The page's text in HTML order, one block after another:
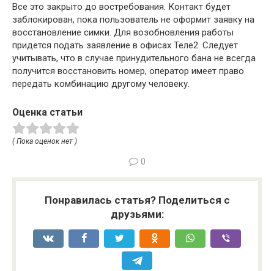
Все это закрыто до востребования. Контакт будет
заблокирован, пока пользователь не оформит заявку на
восстановление симки. Для возобновления работы
придется подать заявление в офисах Теле2. Следует
учитывать, что в случае принудительного бана не всегда
получится восстановить номер, оператор имеет право
передать комбинацию другому человеку.
Оценка статьи
( Пока оценок нет )
0
Понравилась статья? Поделиться с
друзьями: